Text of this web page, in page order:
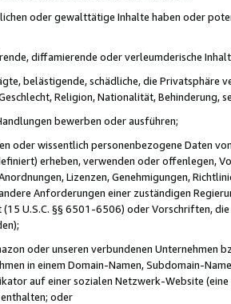
oder gewalttätige Inhalte haben oder
diffamierende oder verleumderische
belästigende, schädliche, die Privatsphäre
Religion, Nationalität, Behinderung,
bewerben oder ausführen;
oder wissentlich personenbezogene Daten
erheben, verwenden oder offenlegen,
Lizenzen, Genehmigungen,
Anforderungen einer zuständigen
U.S.C. §§ 6501-6506) oder Vorschriften,
oder unseren verbundenen Unternehmen
in einem Domain-Namen, Subdomain-
auf einer sozialen Netzwerk-Website
oder